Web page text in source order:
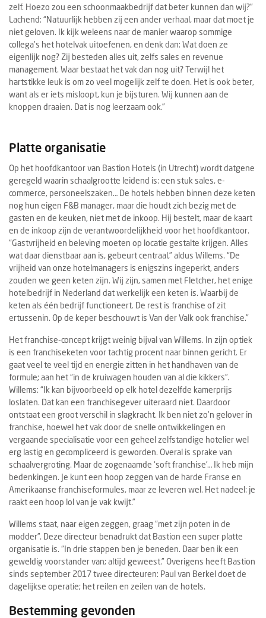
zelf. Hoezo zou een schoonmaakbedrijf dat beter kunnen dan wij?”
Lachend: “Natuurlijk hebben zij een ander verhaal, maar dat moet je
niet geloven. Ik kijk weleens naar de manier waarop sommige
collega’s het hotelvak uitoefenen, en denk dan: Wat doen ze
eigenlijk nog? Zij besteden alles uit, zelfs sales en revenue
management. Waar bestaat het vak dan nog uit? Terwijl het
hartstikke leuk is om zo veel mogelijk zelf te doen. Het is ook beter,
want als er iets misloopt, kun je bijsturen. Wij kunnen aan de
knoppen draaien. Dat is nog leerzaam ook.”
Platte organisatie
Op het hoofdkantoor van Bastion Hotels (in Utrecht) wordt datgene
geregeld waarin schaalgrootte leidend is: een stuk sales, e-
commerce, personeelszaken… De hotels hebben binnen deze keten
nog hun eigen F&B manager, maar die houdt zich bezig met de
gasten en de keuken, niet met de inkoop. Hij bestelt, maar de kaart
en de inkoop zijn de verantwoordelijkheid voor het hoofdkantoor.
“Gastvrijheid en beleving moeten op locatie gestalte krijgen. Alles
wat daar dienstbaar aan is, gebeurt centraal,” aldus Willems. “De
vrijheid van onze hotelmanagers is enigszins ingeperkt, anders
zouden we geen keten zijn. Wij zijn, samen met Fletcher, het enige
hotelbedrijf in Nederland dat werkelijk een keten is. Waarbij de
keten als één bedrijf functioneert. De rest is franchise of zit
ertussenin. Op de keper beschouwt is Van der Valk ook franchise.”
Het franchise-concept krijgt weinig bijval van Willems. In zijn optiek
is een franchiseketen voor tachtig procent naar binnen gericht. Er
gaat veel te veel tijd en energie zitten in het handhaven van de
formule; aan het “in de kruiwagen houden van al die kikkers”.
Willems: “Ik kan bijvoorbeeld op elk hotel dezelfde kamerprijs
loslaten. Dat kan een franchisegever uiteraard niet. Daardoor
ontstaat een groot verschil in slagkracht. Ik ben niet zo’n gelover in
franchise, hoewel het vak door de snelle ontwikkelingen en
vergaande specialisatie voor een geheel zelfstandige hotelier wel
erg lastig en gecompliceerd is geworden. Overal is sprake van
schaalvergroting. Maar de zogenaamde ‘soft franchise’… Ik heb mijn
bedenkingen. Je kunt een hoop zeggen van de harde Franse en
Amerikaanse franchiseformules, maar ze leveren wel. Het nadeel: je
raakt een hoop lol van je vak kwijt.”
Willems staat, naar eigen zeggen, graag “met zijn poten in de
modder”. Deze directeur benadrukt dat Bastion een super platte
organisatie is. “In drie stappen ben je beneden. Daar ben ik een
geweldig voorstander van; altijd geweest.” Overigens heeft Bastion
sinds september 2017 twee directeuren: Paul van Berkel doet de
dagelijkse operatie; het reilen en zeilen van de hotels.
Bestemming gevonden